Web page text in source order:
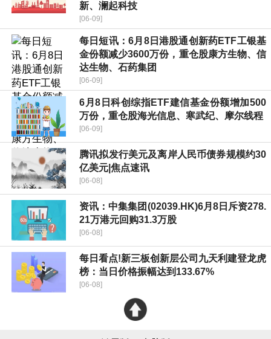
新、澜起科技
[06-09]
每日短讯：6月8日港股通创新药ETF工银基
金份额减少3600万份，重仓股康方生物、信
达生物、石药集团
[06-09]
6月8日科创综指ETF建信基金份额增加500
万份，重仓股海光信息、寒武纪、摩尔线程
[06-09]
腾讯拟发行美元及离岸人民币债券规模约30
亿美元|焦点速讯
[06-08]
资讯：中集集团(02039.HK)6月8日斥资278.
21万港元回购31.3万股
[06-08]
每日看点!新三板创新层公司九天利建登龙虎
榜：当日价格振幅达到133.67%
[06-08]